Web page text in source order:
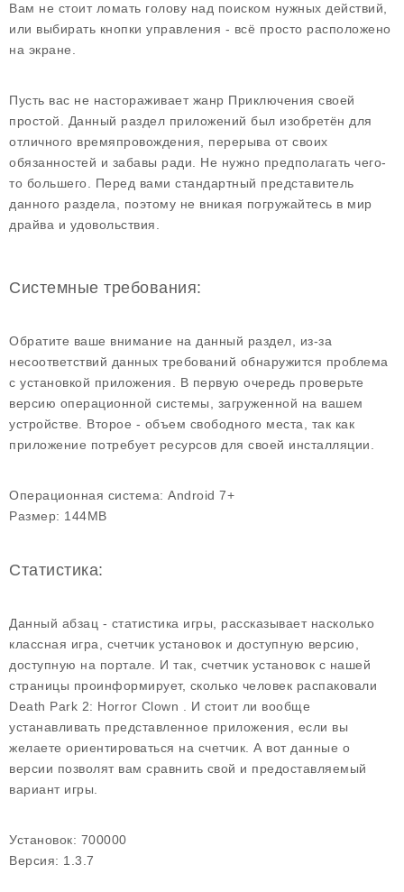
Вам не стоит ломать голову над поиском нужных действий,
или выбирать кнопки управления - всё просто расположено
на экране.
Пусть вас не настораживает жанр Приключения своей
простой. Данный раздел приложений был изобретён для
отличного времяпровождения, перерыва от своих
обязанностей и забавы ради. Не нужно предполагать чего-
то большего. Перед вами стандартный представитель
данного раздела, поэтому не вникая погружайтесь в мир
драйва и удовольствия.
Системные требования:
Обратите ваше внимание на данный раздел, из-за
несоответствий данных требований обнаружится проблема
с установкой приложения. В первую очередь проверьте
версию операционной системы, загруженной на вашем
устройстве. Второе - объем свободного места, так как
приложение потребует ресурсов для своей инсталляции.
Операционная система: Android 7+
Размер: 144MB
Статистика:
Данный абзац - статистика игры, рассказывает насколько
классная игра, счетчик установок и доступную версию,
доступную на портале. И так, счетчик установок с нашей
страницы проинформирует, сколько человек распаковали
Death Park 2: Horror Clown . И стоит ли вообще
устанавливать представленное приложения, если вы
желаете ориентироваться на счетчик. А вот данные о
версии позволят вам сравнить свой и предоставляемый
вариант игры.
Установок: 700000
Версия: 1.3.7